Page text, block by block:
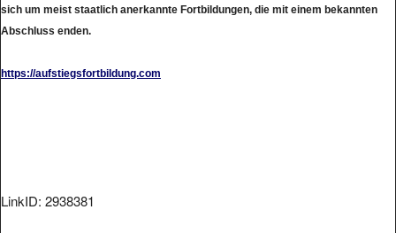
sich um meist staatlich anerkannte Fortbildungen, die mit einem bekannten
Abschluss enden.
https://aufstiegsfortbildung.com
LinkID: 2938381